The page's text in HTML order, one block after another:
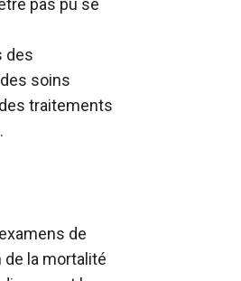
pas pu se
des
soins
traitements
de
la mortalité